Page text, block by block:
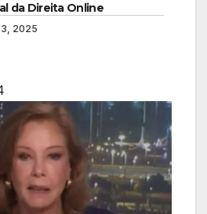
da Direita Online
2025